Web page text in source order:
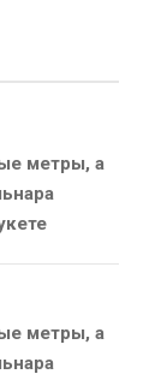
метры, а
метры, а